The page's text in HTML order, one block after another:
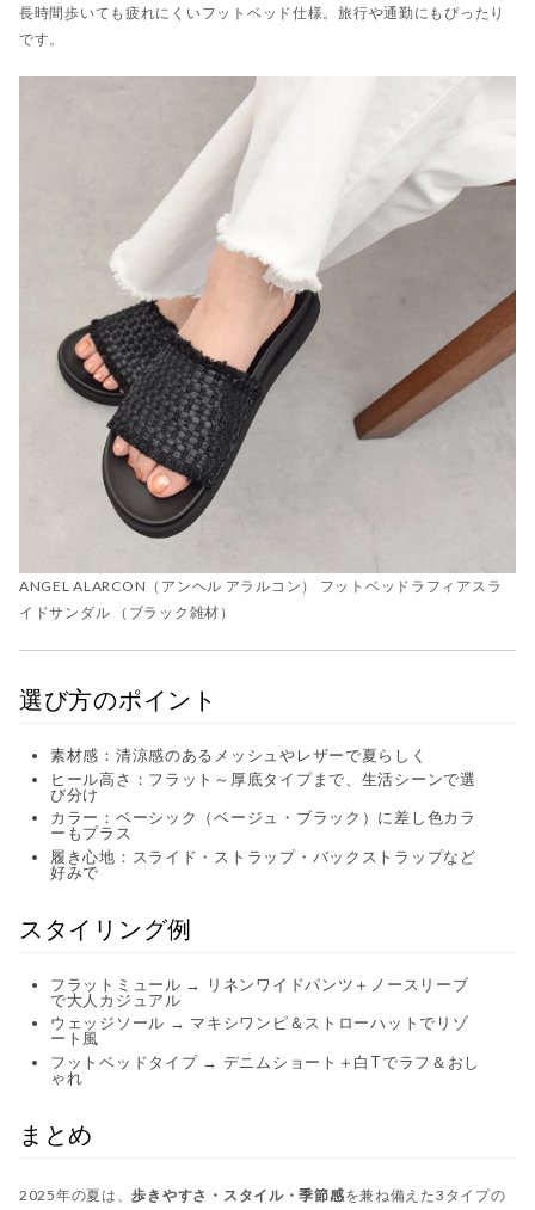
長時間歩いても疲れにくいフットベッド仕様。旅行や通勤にもぴったり
です。
ANGEL ALARCON（アンヘル アラルコン） フットベッドラフィアスラ
イドサンダル （ブラック雑材）
選び方のポイント
素材感：清涼感のあるメッシュやレザーで夏らしく
ヒール高さ：フラット～厚底タイプまで、生活シーンで選
び分け
カラー：ベーシック（ベージュ・ブラック）に差し色カラ
ーもプラス
履き心地：スライド・ストラップ・バックストラップなど
好みで
スタイリング例
フラットミュール → リネンワイドパンツ＋ノースリーブ
で大人カジュアル
ウェッジソール → マキシワンピ＆ストローハットでリゾ
ート風
フットベッドタイプ → デニムショート＋白Tでラフ＆おし
ゃれ
まとめ
2025年の夏は、歩きやすさ・スタイル・季節感を兼ね備えた3タイプの